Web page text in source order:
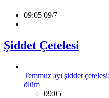
09:05 09/7
Şiddet Çetelesi
Temmuz ayı şiddet
ölüm
09:05